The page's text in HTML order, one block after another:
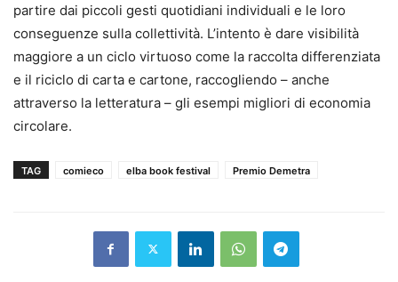
partire dai piccoli gesti quotidiani individuali e le loro
conseguenze sulla collettività. L’intento è dare visibilità
maggiore a un ciclo virtuoso come la raccolta differenziata
e il riciclo di carta e cartone, raccogliendo – anche
attraverso la letteratura – gli esempi migliori di economia
circolare.
TAG comieco elba book festival Premio Demetra